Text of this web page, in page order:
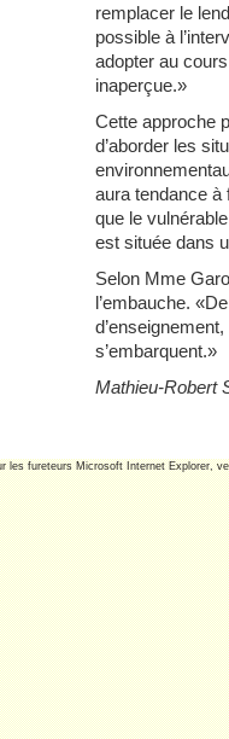
remplacer le
possible à
adopter au
inaperçue.»
Cette approche
d’aborder les
aura tendance à
que le
est située dans
Selon Mme
l’embauche.
s’embarquent.»
Mathieu-Robert
les fureteurs Microsoft Internet Explorer,